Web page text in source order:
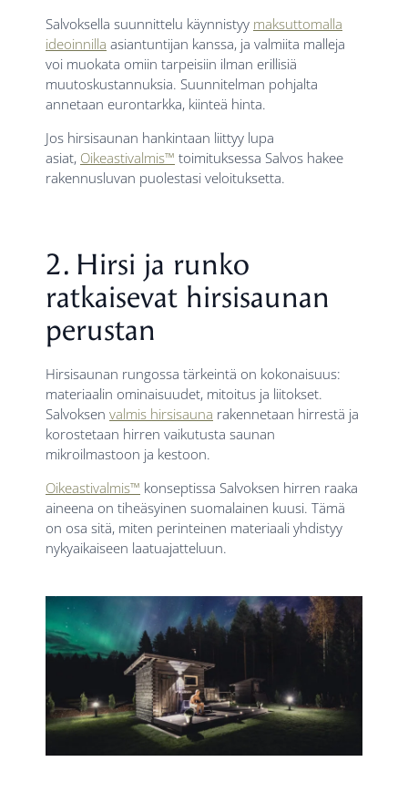
Salvoksella suunnittelu käynnistyy maksuttomalla
ideoinnilla asiantuntijan kanssa, ja valmiita malleja
voi muokata omiin tarpeisiin ilman erillisiä
muutoskustannuksia. Suunnitelman pohjalta
annetaan eurontarkka, kiinteä hinta.
Jos hirsisaunan hankintaan liittyy lupa
asiat, Oikeastivalmis™ toimituksessa Salvos hakee
rakennusluvan puolestasi veloituksetta.
2. Hirsi ja runko
ratkaisevat hirsisaunan
perustan
Hirsisaunan rungossa tärkeintä on kokonaisuus:
materiaalin ominaisuudet, mitoitus ja liitokset.
Salvoksen valmis hirsisauna rakennetaan hirrestä ja
korostetaan hirren vaikutusta saunan
mikroilmastoon ja kestoon.
Oikeastivalmis™ konseptissa Salvoksen hirren raaka
aineena on tiheäsyinen suomalainen kuusi. Tämä
on osa sitä, miten perinteinen materiaali yhdistyy
nykyaikaiseen laatuajatteluun.